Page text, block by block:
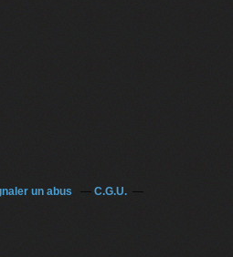
un abus
C.G.U.